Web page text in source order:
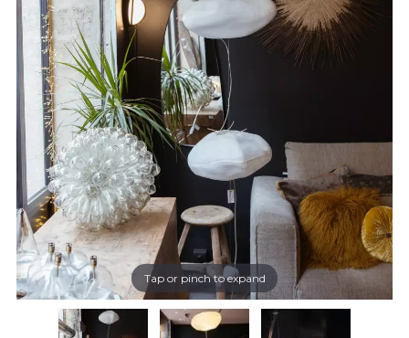
Tap or pinch to expand